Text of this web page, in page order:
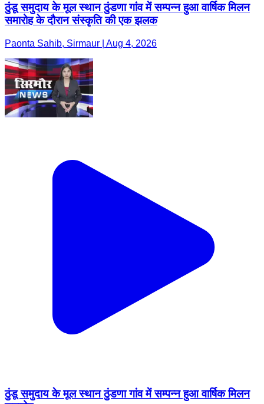
ठुंडू समुदाय के मूल स्थान ठुंडणा गांव में सम्पन्न हुआ वार्षिक मिलन
समारोह के दौरान संस्कृति की एक झलक
Paonta Sahib, Sirmaur | Aug 4, 2026
ठुंडू समुदाय के मूल स्थान ठुंडणा गांव में सम्पन्न हुआ वार्षिक मिलन